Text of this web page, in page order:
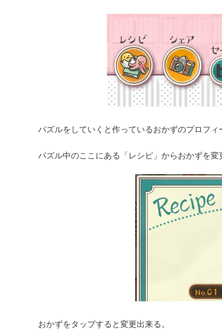
パズルをしていくと作っているおかずのプロフィ
パズル中のここにある「レシピ」からおかずを変
おかずをタップすると変更出来る。